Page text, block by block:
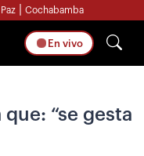
Paz Cochabamba
En vivo
“se gesta